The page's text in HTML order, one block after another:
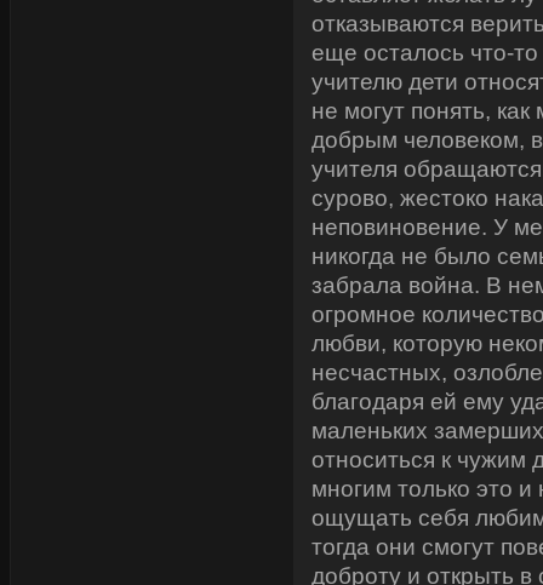
отказываются
еще осталось что-
учителю дети
не могут понять,
добрым человеком,
учителя
сурово, жестоко
неповиновение. У
никогда не было
забрала война. В
огромное
любви, которую
несчастных,
благодаря ей ему
маленьких
относиться к чужим
многим только это
ощущать себя
тогда они смогут
доброту и открыть